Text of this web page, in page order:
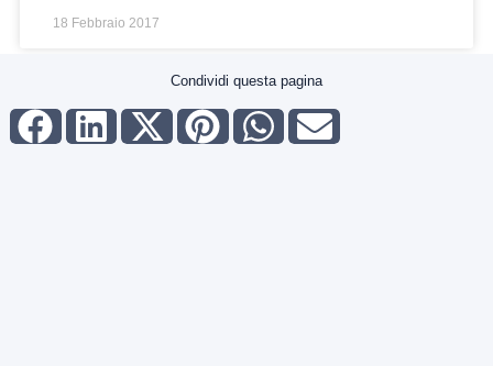
18 Febbraio 2017
Condividi questa pagina